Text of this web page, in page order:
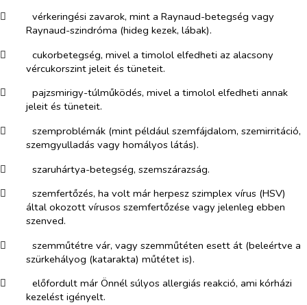
​
vérkeringési zavarok, mint a Raynaud-betegség vagy
Raynaud-szindróma (hideg kezek, lábak).
​
cukorbetegség, mivel a timolol elfedheti az alacsony
vércukorszint jeleit és tüneteit.
​
pajzsmirigy-túlműködés, mivel a timolol elfedheti annak
jeleit és tüneteit.
​
szemproblémák (mint például szemfájdalom, szemirritáció,
szemgyulladás vagy homályos látás).
​
szaruhártya-betegség, szemszárazság.
​
szemfertőzés, ha volt már herpesz szimplex vírus (HSV)
által okozott vírusos szemfertőzése vagy jelenleg ebben
szenved.
​
szemműtétre vár, vagy szemműtéten esett át (beleértve a
szürkehályog (katarakta) műtétet is).
​
előfordult már Önnél súlyos allergiás reakció, ami kórházi
kezelést igényelt.